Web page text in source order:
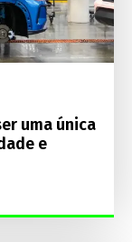
uma única
e